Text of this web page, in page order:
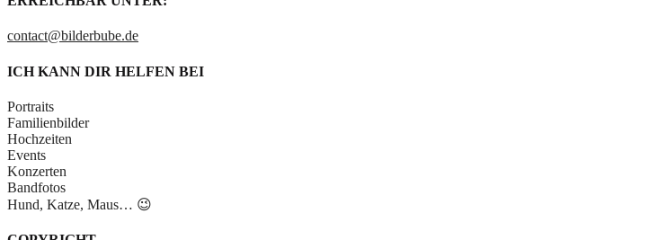
contact@bilderbube.de
ICH KANN DIR HELFEN BEI
Portraits
Familienbilder
Hochzeiten
Events
Konzerten
Bandfotos
Hund, Katze, Maus… 😉